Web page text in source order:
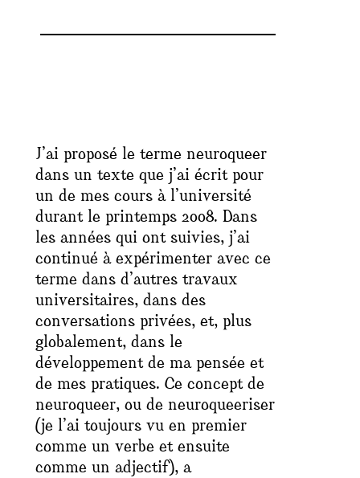
J’ai proposé le terme neuroqueer
dans un texte que j’ai écrit pour
un de mes cours à l’université
durant le printemps 2008. Dans
les années qui ont suivies, j’ai
continué à expérimenter avec ce
terme dans d’autres travaux
universitaires, dans des
conversations privées, et, plus
globalement, dans le
développement de ma pensée et
de mes pratiques. Ce concept de
neuroqueer, ou de neuroqueeriser
(je l’ai toujours vu en premier
comme un verbe et ensuite
comme un adjectif), a